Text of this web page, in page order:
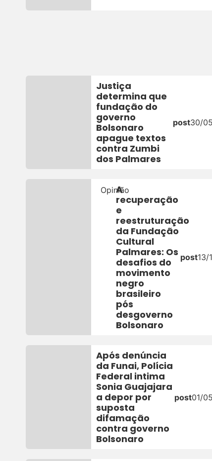
Justiça
determina que
fundação do
governo
Bolsonaro
apague textos
contra Zumbi
dos Palmares
post30/
Opinião
A
recuperação
e
reestruturação
da Fundação
Cultural
Palmares: Os
desafios do
movimento
negro
brasileiro
pós
desgoverno
Bolsonaro
post13/
Após denúncia
da Funai, Polícia
Federal intima
Sonia Guajajara
a depor por
suposta
difamação
contra governo
Bolsonaro
post01/